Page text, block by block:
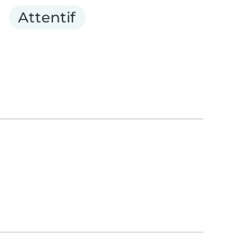
Attentif